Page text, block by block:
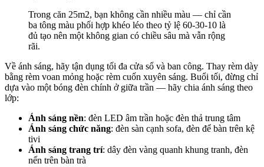
Trong căn 25m2, bạn không cần nhiều màu — chỉ cần
ba tông màu phối hợp khéo léo theo tỷ lệ 60-30-10 là
đủ tạo nên một không gian có chiều sâu mà vẫn rộng
rãi.
Về ánh sáng, hãy tận dụng tối đa cửa sổ và ban công. Thay rèm dày
bằng rèm voan mỏng hoặc rèm cuốn xuyên sáng. Buổi tối, đừng chỉ
dựa vào một bóng đèn chính ở giữa trần — hãy chia ánh sáng theo
lớp:
Ánh sáng nền: đèn LED âm trần hoặc đèn thả trung tâm
Ánh sáng chức năng: đèn sàn cạnh sofa, đèn để bàn trên kệ
tivi
Ánh sáng trang trí: dây đèn vàng quanh khung tranh, đèn
nến trên bàn trà